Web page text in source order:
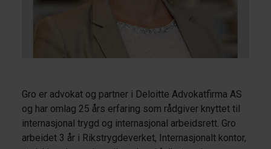
Gro er advokat og partner i Deloitte Advokatfirma AS
og har omlag 25 års erfaring som rådgiver knyttet til
internasjonal trygd og internasjonal arbeidsrett. Gro
arbeidet 3 år i Rikstrygdeverket, Internasjonalt kontor,